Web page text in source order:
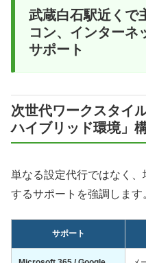
武蔵白石駅近くで
コン、インターネ
サポート
次世代ワークスタイ
ハイブリッド環境」
単なる設定代行ではなく
するサポートを強調します
サポート